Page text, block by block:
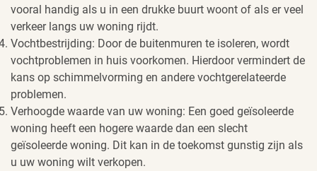
vooral handig als u in een drukke buurt woont of als er veel
verkeer langs uw woning rijdt.
Vochtbestrijding: Door de buitenmuren te isoleren, wordt
vochtproblemen in huis voorkomen. Hierdoor vermindert de
kans op schimmelvorming en andere vochtgerelateerde
problemen.
Verhoogde waarde van uw woning: Een goed geïsoleerde
woning heeft een hogere waarde dan een slecht
geïsoleerde woning. Dit kan in de toekomst gunstig zijn als
u uw woning wilt verkopen.